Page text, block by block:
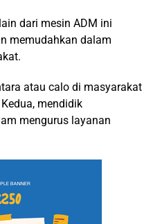
dari mesin ADM ini
memudahkan dalam
atau calo di masyarakat
mendidik
mengurus layanan